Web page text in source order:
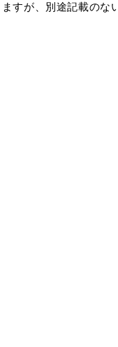
すが、別途記載のな